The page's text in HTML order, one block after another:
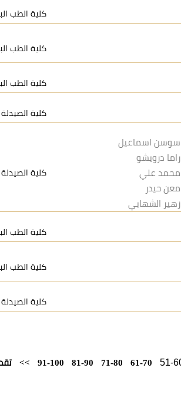
كلية الطب
كلية الطب
كلية الطب
كلية الصيدلة
سوسن اسماعيل
راما درويشو
محمد علي
معن حيدر
زهير الشهابي
كلية الصيدلة
كلية الطب
كلية الطب
كلية الصيدلة
61-70
71-80
81-90
91-100
>> تقدم